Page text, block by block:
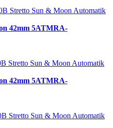
42mm 5ATMRA-
42mm 5ATMRA-